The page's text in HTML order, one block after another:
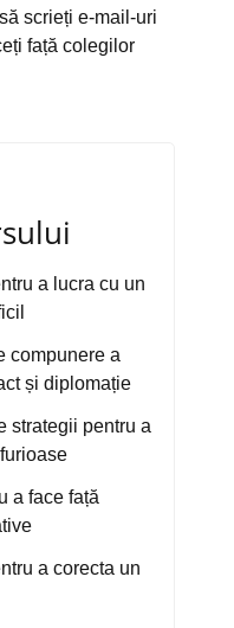
scrieți e-mail-uri
față colegilor
a lucra cu un
compunere a
și diplomație
strategii pentru a
a face față
a corecta un